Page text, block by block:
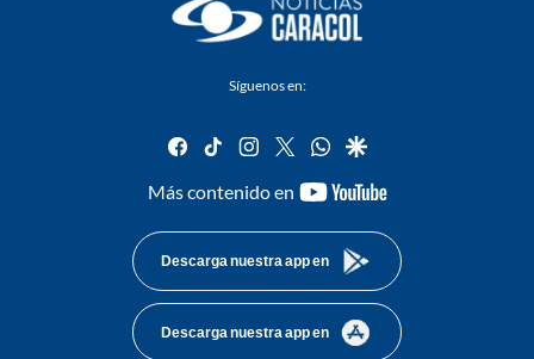
Síguenos en:
facebook
tiktok instagram
twitterwhatsapp
google
Más contenido en
youtube-
Descarga nuestra app en
Descarga nuestra app en